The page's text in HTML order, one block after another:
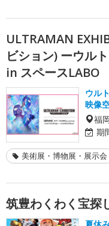
ULTRAMAN
ビション) ーウル
in スペースLABO
ウル
映像
福
期
美術展・博物展・展示会
筑豊わくわく宝探
夏休